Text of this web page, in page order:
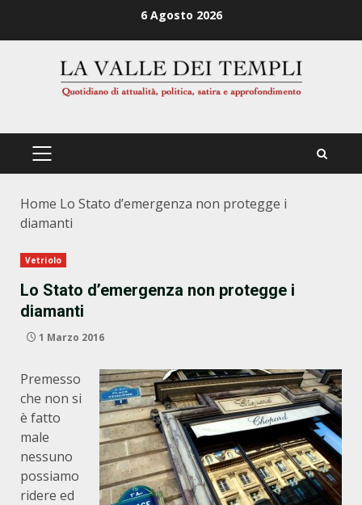
6 Agosto 2026
PRIMÄRES
Home Lo Stato d’emergenza non protegge i
diamanti
Vetriolo
Lo Stato d’emergenza non protegge i
diamanti
1 Marzo 2016
Premesso
che non si
è fatto
male
nessuno
possiamo
ridere ed